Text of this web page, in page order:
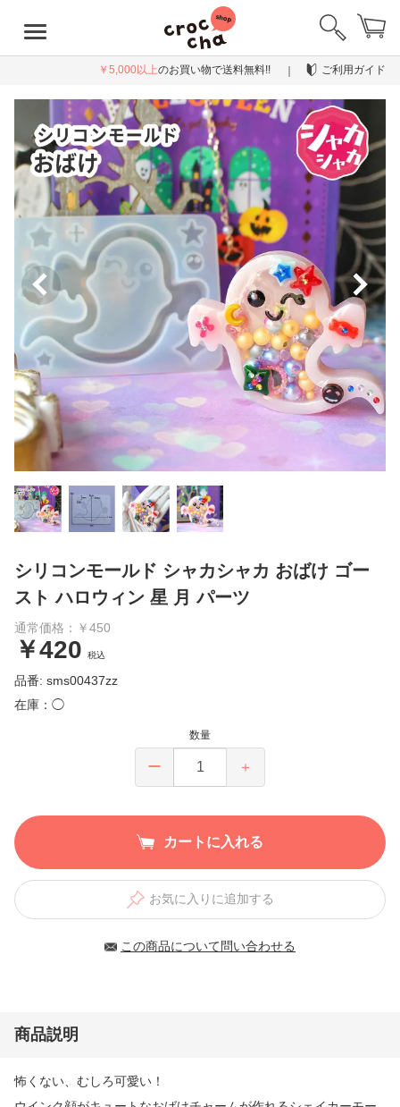
￥5,000以上のお買い物で送料無料!! ご利用ガイド
シリコンモールド シャカシャカ おばけ ゴー
スト ハロウィン 星 月 パーツ
通常価格：￥450
￥420 税込
品番: sms00437zz
在庫：◯
数量
ー ＋
カートに入れる
お気に入りに追加する
この商品について問い合わせる
商品説明
怖くない、むしろ可愛い！